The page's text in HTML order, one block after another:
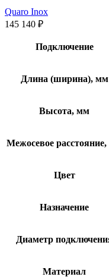
Quaro Inox
145 140 ₽
Подключение
Длина (ширина), мм
Высота, мм
Межосевое
Цвет
Назначение
Диаметр
Материал